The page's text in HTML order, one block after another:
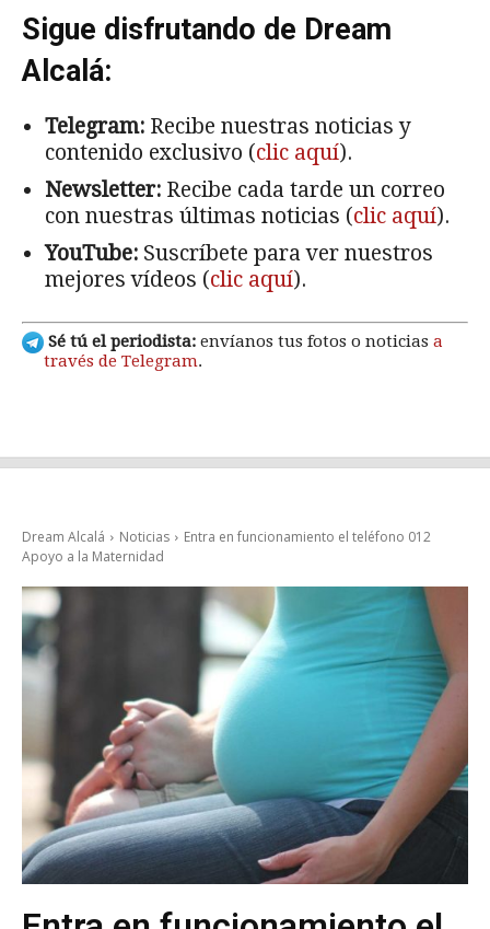
Sigue disfrutando de Dream
Alcalá:
Telegram: Recibe nuestras noticias y
contenido exclusivo (clic aquí).
Newsletter: Recibe cada tarde un correo
con nuestras últimas noticias (clic aquí).
YouTube: Suscríbete para ver nuestros
mejores vídeos (clic aquí).
Sé tú el periodista: envíanos tus fotos o noticias a
través de Telegram.